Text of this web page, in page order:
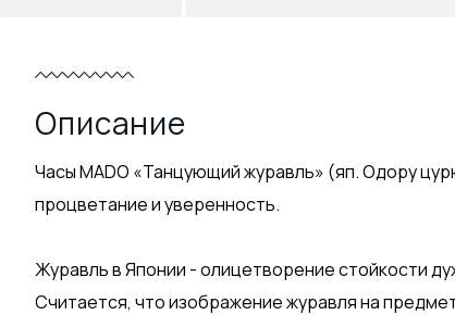
Описание
Часы MADO «Танцующий журавль» (яп. Одору
процветание и уверенность.
Журавль в Японии - олицетворение стойкости
Считается, что изображение журавля на